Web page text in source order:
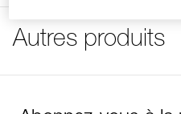
FAQ
Autres produits